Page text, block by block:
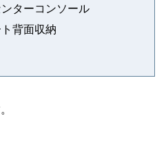
ターコンソール
背面収納